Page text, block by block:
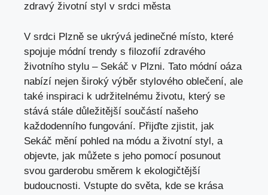
zdravý životní styl v srdci města
V srdci Plzně se ukrývá jedinečné místo, které
spojuje módní trendy s filozofií zdravého
životního stylu – Sekáč v Plzni. Tato módní oáza
nabízí nejen široký výběr stylového oblečení, ale
také inspiraci k udržitelnému životu, který se
stává stále důležitější součástí našeho
každodenního fungování. Přijďte zjistit, jak
Sekáč mění pohled na módu a životní styl, a
objevte, jak můžete s jeho pomocí posunout
svou garderobu směrem k ekologičtější
budoucnosti. Vstupte do světa, kde se krása